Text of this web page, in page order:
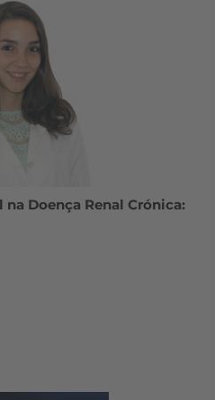
Doença Renal Crónica: